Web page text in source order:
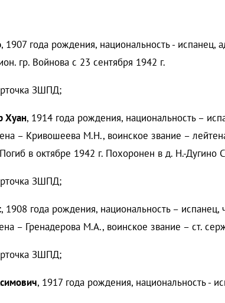
, 1907 года рождения, национальность -
гр. Войнова с 23 сентября 1942 г.
ЗШПД;
Хуан, 1914 года рождения, национальность –
– Кривошеева М.Н., воинское звание –
в октябре 1942 г. Похоронен в д. Н.-Дугино
ЗШПД;
, 1908 года рождения, национальность –
– Гренадерова М.А., воинское звание – ст.
ЗШПД;
, 1917 года рождения, национальность -